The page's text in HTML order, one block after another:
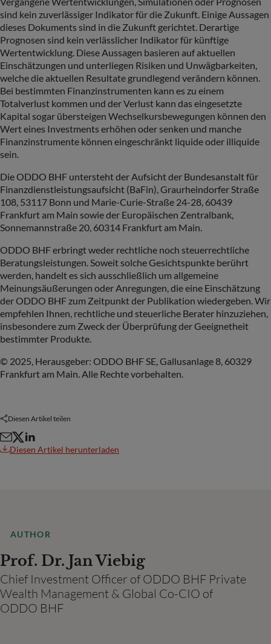
sind kein zuverlässiger Indikator für die Zukunft. Einige Aussagen
dieses Dokuments sind in die Zukunft gerichtet. Derartige
Prognosen sind kein verlässlicher Indikator für künftige
Wertentwicklung. Diese Aussagen basieren auf aktuellen
Einschätzungen und unterliegen Risiken und Unwägbarkeiten,
welche die aktuellen Resultate grundlegend verändern können.
Bei bestimmten Finanzinstrumenten kann es zu einem
Totalverlust kommen und der Verlust kann das eingesetzte
Kapital sogar übersteigen Wechselkursbewegungen können den
Wert eines Investments erhöhen oder senken und manche
Finanzinstrumente können eingeschränkt liquide oder illiquide
sein.
Die ODDO BHF untersteht der Aufsicht der Bundesanstalt für
Finanzdienstleistungsaufsicht (BaFin), Graurheindorfer Straße
108, 53117 Bonn und Marie-Curie-Straße 24-28, 60439
Frankfurt am Main sowie der Europäischen Zentralbank,
Sonnemannstraße 20, 60314 Frankfurt am Main.
ODDO BHF erbringt weder rechtliche noch steuerrechtliche
Beratungsleistungen. Soweit solche Gesichtspunkte berührt
werden, handelt es sich ausschließlich um allgemeine
Meinungsäußerungen oder Anregungen, die eine Einschätzung
der ODDO BHF zum Zeitpunkt der Publikation wiedergeben. Wir
empfehlen Ihnen, rechtliche und steuerliche Berater hinzuziehen,
insbesondere zum Zweck der Überprüfung der Geeignetheit
bestimmter Produkte.
© 2025, Herausgeber: ODDO BHF SE, Gallusanlage 8, 60329
Frankfurt am Main. Alle Rechte vorbehalten.
Diesen Artikel teilen
Diesen Artikel herunterladen
AUTHOR
Prof. Dr. Jan Viebig
Chief Investment Officer of ODDO BHF Private
Wealth Management & Global Co-CIO of
ODDO BHF